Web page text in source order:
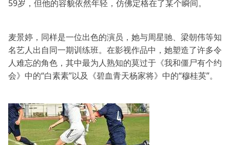
59岁，但他的容貌依然年轻，仿佛定格在了某个瞬间。
麦景婷，同样是一位出色的演员，她与周星驰、梁朝伟等知
名艺人出自同一期训练班。在影视作品中，她塑造了许多令
人难忘的角色，其中最为人熟知的莫过于《我和僵尸有个约
会》中的“白素素”以及《碧血青天杨家将》中的“穆桂英”。